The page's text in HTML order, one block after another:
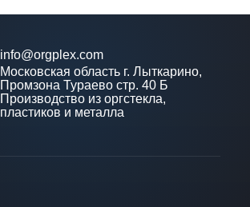
info@orgplex.com
Московская область г. Лыткарино,
Промзона Тураево стр. 40 Б
Производство из оргстекла,
пластиков и металла